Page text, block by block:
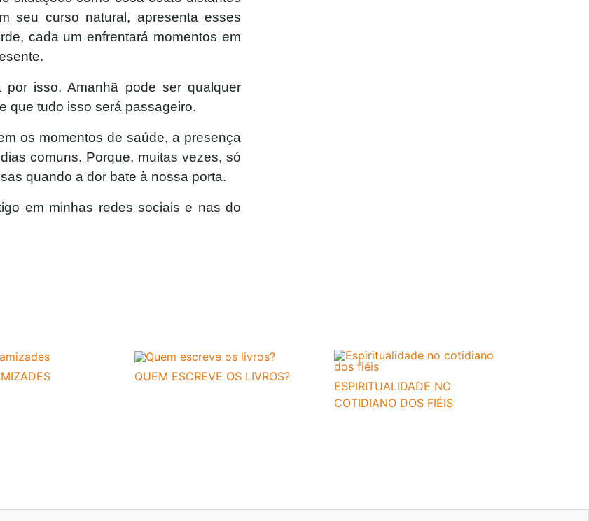
seu curso natural, apresenta esses
cada um enfrentará momentos em
isso. Amanhã pode ser qualquer
que tudo isso será passageiro.
os momentos de saúde, a presença
comuns. Porque, muitas vezes, só
quando a dor bate à nossa porta.
em minhas redes sociais e nas do
QUEM ESCREVE OS LIVROS?
ESPIRITUALIDADE NO
COTIDIANO DOS FIÉIS